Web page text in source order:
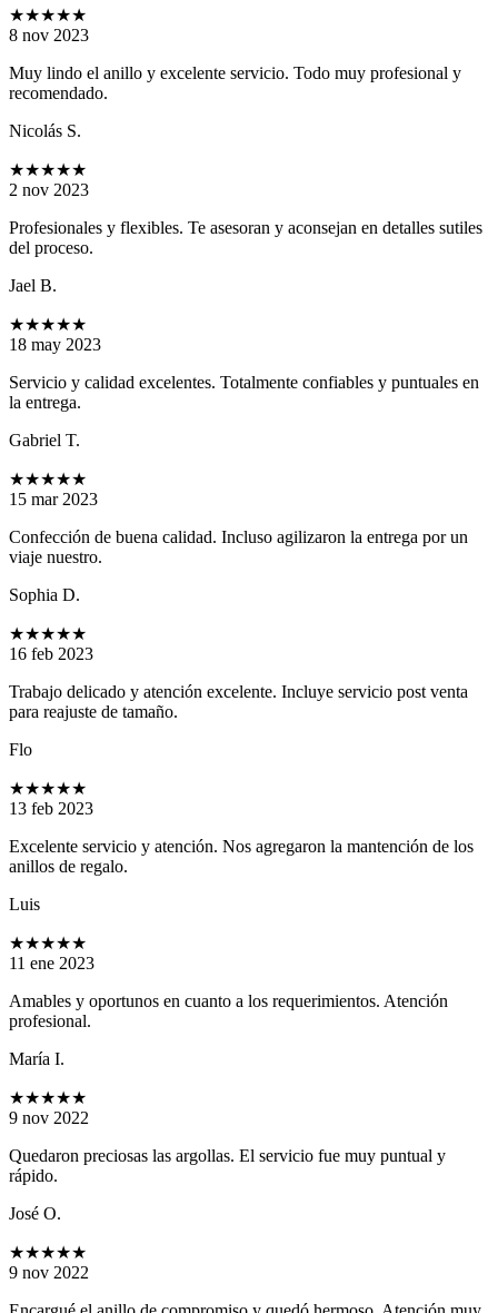
★★★★★
8 nov 2023
Muy lindo el anillo y excelente servicio. Todo muy profesional y
recomendado.
Nicolás S.
★★★★★
2 nov 2023
Profesionales y flexibles. Te asesoran y aconsejan en detalles sutiles
del proceso.
Jael B.
★★★★★
18 may 2023
Servicio y calidad excelentes. Totalmente confiables y puntuales en
la entrega.
Gabriel T.
★★★★★
15 mar 2023
Confección de buena calidad. Incluso agilizaron la entrega por un
viaje nuestro.
Sophia D.
★★★★★
16 feb 2023
Trabajo delicado y atención excelente. Incluye servicio post venta
para reajuste de tamaño.
Flo
★★★★★
13 feb 2023
Excelente servicio y atención. Nos agregaron la mantención de los
anillos de regalo.
Luis
★★★★★
11 ene 2023
Amables y oportunos en cuanto a los requerimientos. Atención
profesional.
María I.
★★★★★
9 nov 2022
Quedaron preciosas las argollas. El servicio fue muy puntual y
rápido.
José O.
★★★★★
9 nov 2022